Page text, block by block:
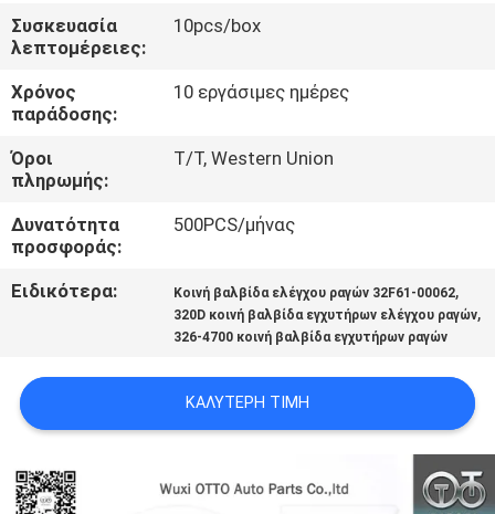
ΈΛΕΓΧΟΣ
ΠΟΙΌΤΗΤΑΣ
ΕΠΙΚΟΙΝΩΝΉΣΤΕ
ΜΑΖΊ
ΜΑΣ
ΕΙΔΉΣΕΙΣ
ΥΠΟΘΈΣΕΙΣ
SITEMAP
Συσκευασία
λεπτομέρειες:
10pcs/box
Χρόνος
παράδοσης:
10 εργάσιμες ημέρες
Όροι
πληρωμής:
T/T, Western Union
Δυνατότητα
προσφοράς:
500PCS/μήνας
Ειδικότερα: Κοινή βαλβίδα ελέγχου ραγών 32F61-00062,
320D κοινή βαλβίδα εγχυτήρων ελέγχου ραγών,
326-4700 κοινή βαλβίδα εγχυτήρων ραγών
ΚΑΛΎΤΕΡΗ ΤΙΜΉ